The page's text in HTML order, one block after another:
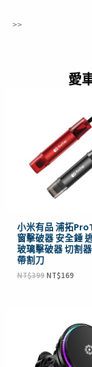
>>
愛
小米有品 浦拓
窗擊破器 安全錘
玻璃擊破器 切割
帶割刀
NT$399
NT$399。
NT$169
格：
格：
NT$999。
前
格：